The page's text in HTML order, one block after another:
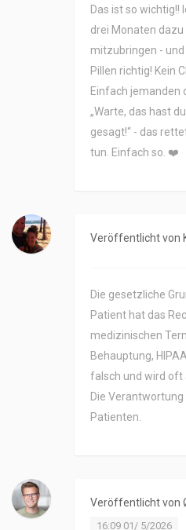
Das ist so wichtig!!
drei Monaten
mitzubringen -
Pillen richtig! Kein
Einfach jemanden
„Warte, das hast
gesagt!“ - das
tun. Einfach so. ❤️
Veröffentlicht von
Die gesetzliche
Patient hat das
medizinischen
Behauptung,
falsch und wird oft
Die
Patienten.
Veröffentlicht von
16:09 01/ 5/2026